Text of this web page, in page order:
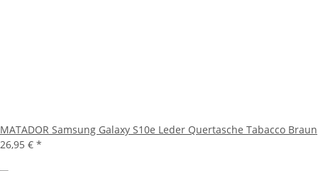
MATADOR Samsung Galaxy S10e Leder Quertasche Tabacco Braun
26,95 € *